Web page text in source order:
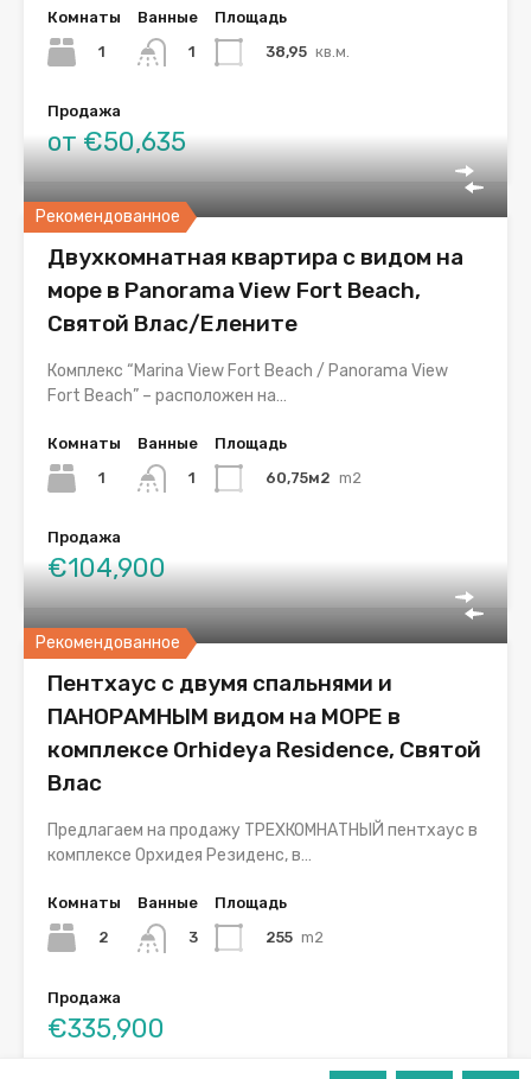
Комнаты
1
Ванные
1
Площадь
38,95 кв.м.
Продажа
от €50,635
Рекомендованное
Двухкомнатная квартира с видом на
море в Panorama View Fort Beach,
Святой Влас/Елените
Комплекс “Marina View Fort Beach / Panorama View
Fort Beach” – расположен на…
Комнаты
1
Ванные
1
Площадь
60,75м2 m2
Продажа
€104,900
Рекомендованное
Пентхаус с двумя спальнями и
ПАНОРАМНЫМ видом на МОРЕ в
комплексе Orhideya Residence, Святой
Влас
Предлагаем на продажу ТРЕХКОМНАТНЫЙ пентхаус в
комплексе Орхидея Резиденс, в…
Комнаты
2
Ванные
3
Площадь
255 m2
Продажа
€335,900